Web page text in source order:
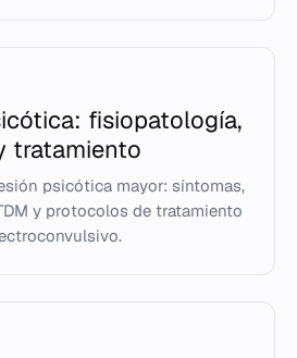
fisiopatología,
tratamiento
psicótica mayor: síntomas,
y protocolos de tratamiento